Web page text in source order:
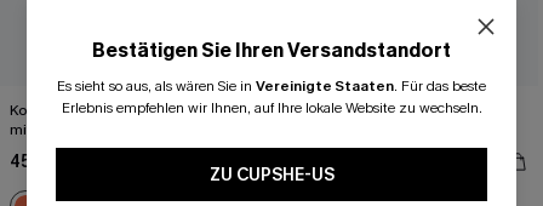
Korallenrotes High-Waist Bikini-Set
mit Schnürung hinten
45,00 €
Geometrischer Print Tankini-Set mit
High waist
Bestätigen Sie Ihren Versandstandort
Es sieht so aus, als wären Sie in Vereinigte Staaten. Für das beste
Erlebnis empfehlen wir Ihnen, auf Ihre lokale Website zu wechseln.
ZU CUPSHE-US